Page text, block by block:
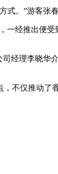
式。”游客张春
一经推出便
经理李晓华
不仅推动了